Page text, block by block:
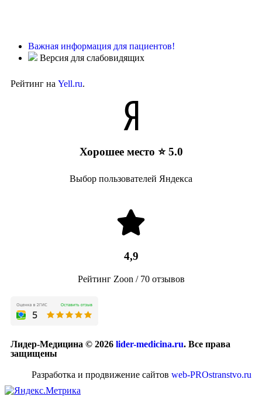
Важная информация для пациентов!
Версия для слабовидящих
Рейтинг на Yell.ru.
Хорошее место ⭐ 5.0
Выбор пользователей Яндекса
4,9
Рейтинг Zoon / 70 отзывов
Лидер-Медицина © 2026 lider-medicina.ru. Все права
защищены
Разработка и продвижение сайтов web-PROstranstvo.ru